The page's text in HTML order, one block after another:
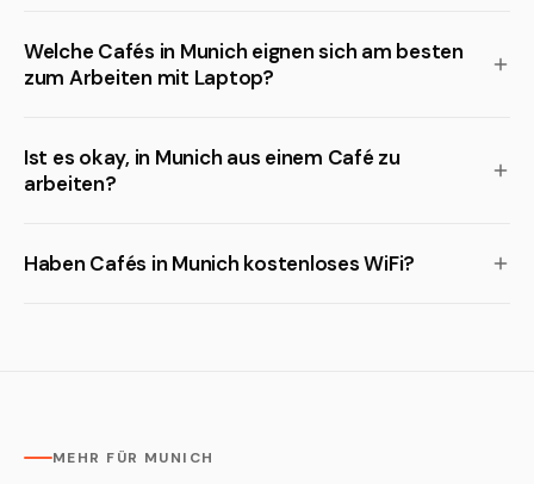
Welche Cafés in Munich eignen sich am besten
zum Arbeiten mit Laptop?
Ist es okay, in Munich aus einem Café zu
arbeiten?
Haben Cafés in Munich kostenloses WiFi?
MEHR FÜR MUNICH